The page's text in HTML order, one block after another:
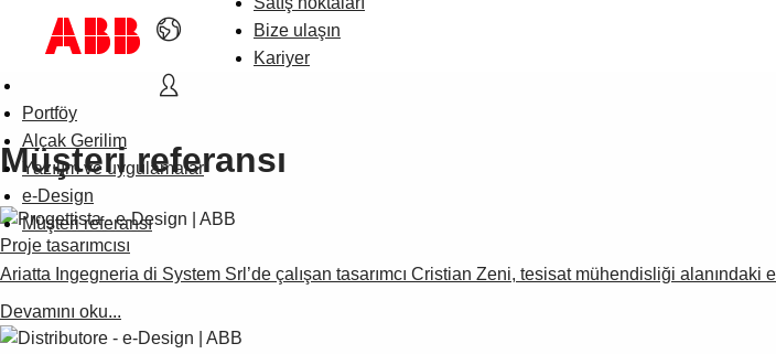
Bize ulaşın
Kariyer
Portföy
Alçak Gerilim
Yazılım ve uygulamalar
e-Design
Müşteri referansı
Müşteri referansı
Proje tasarımcısı
Ariatta Ingegneria di System Srl’de çalışan tasarımcı Cristian Zeni, tesisat mühendisliği
Devamını oku...